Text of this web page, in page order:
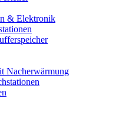
& Elektronik
Nacherwärmung